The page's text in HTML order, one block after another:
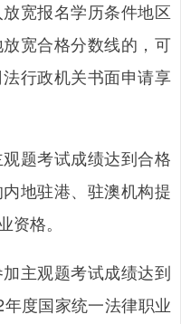
宽报名学历条件地区
宽合格分数线的，可
行政机关书面申请享
题考试成绩达到合格
地驻港、驻澳机构提
格。
主观题考试成绩达到
度国家统一法律职业